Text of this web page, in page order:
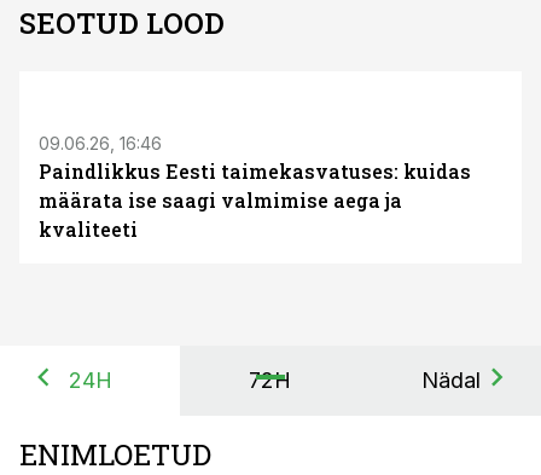
SEOTUD LOOD
09.06.26, 16:46
Paindlikkus Eesti taimekasvatuses: kuidas
määrata ise saagi valmimise aega ja
kvaliteeti
24H 72H Nädal
ENIMLOETUD